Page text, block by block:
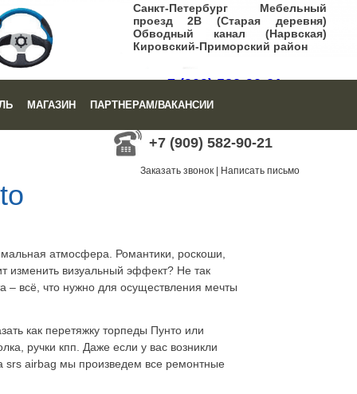
Санкт-Петербург Мебельный
проезд 2В (Старая деревня)
Обводный канал (Нарвская)
Кировский-Приморский район
+7 (909) 582-90-21
Заказать звонок|Написать письмо
+7 (909) 582-90-21
Заказать звонок Написать письмо
МАГАЗИН ПАРТНЕРАМ/ВАКАНСИИ
атмосфера. Романтики, роскоши,
изменить визуальный эффект? Не так
– всё, что нужно для осуществления мечты
как перетяжку торпеды Пунто или
ручки кпп. Даже если у вас возникли
srs airbag мы произведем все ремонтные